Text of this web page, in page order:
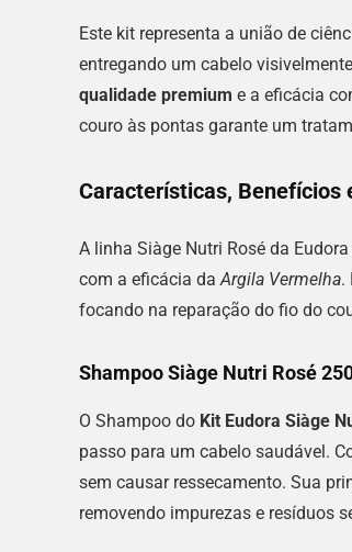
Este kit representa a união de
entregando um cabelo
qualidade premium e a eficácia
couro às pontas garante um
Características, Benefícios
A linha Siàge Nutri Rosé da
com a eficácia daArgila Vermelha.
focando na reparação do fio do
Shampoo Siàge Nutri Rosé
O Shampoo do Kit Eudora Siàge
passo para um cabelo saudável.
sem causar ressecamento. Sua
removendo impurezas e resíduos